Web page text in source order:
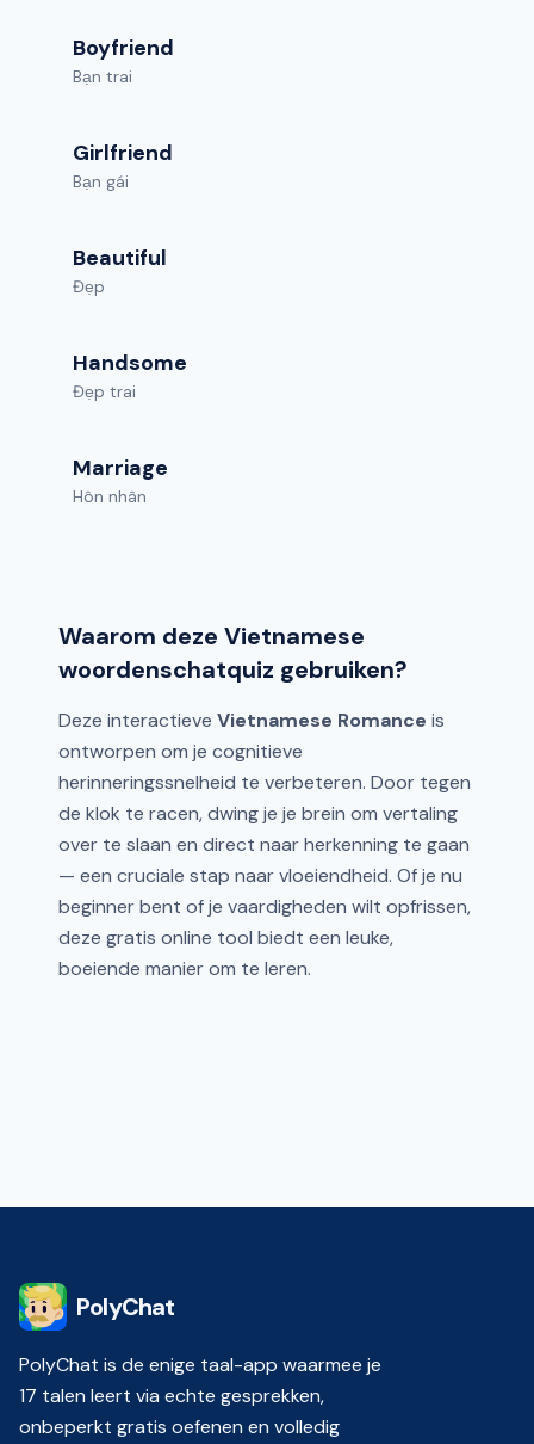
Boyfriend
Bạn trai
Girlfriend
Bạn gái
Beautiful
Đẹp
Handsome
Đẹp trai
Marriage
Hôn nhân
Waarom deze Vietnamese
woordenschatquiz gebruiken?
Deze interactieve Vietnamese Romance is
ontworpen om je cognitieve
herinneringssnelheid te verbeteren. Door tegen
de klok te racen, dwing je je brein om vertaling
over te slaan en direct naar herkenning te gaan
— een cruciale stap naar vloeiendheid. Of je nu
beginner bent of je vaardigheden wilt opfrissen,
deze gratis online tool biedt een leuke,
boeiende manier om te leren.
PolyChat
PolyChat is de enige taal-app waarmee je
17 talen leert via echte gesprekken,
onbeperkt gratis oefenen en volledig